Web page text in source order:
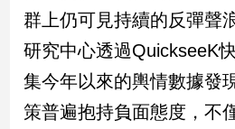
品
觀
點
民
調
群上仍可見持續的反彈聲
研究中心透過QuickseeK
集今年以來的輿情數據發
策普遍抱持負面態度，不